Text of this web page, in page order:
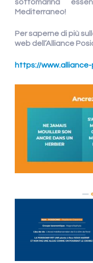
sottomarina
Mediterraneo!
Per saperne di più
web dell’Alliance
https://